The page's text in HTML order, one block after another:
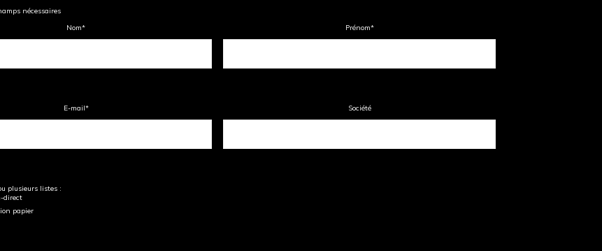
nécessaires
Nom* Prénom*
E-mail* Société
plusieurs listes :
direct
papier